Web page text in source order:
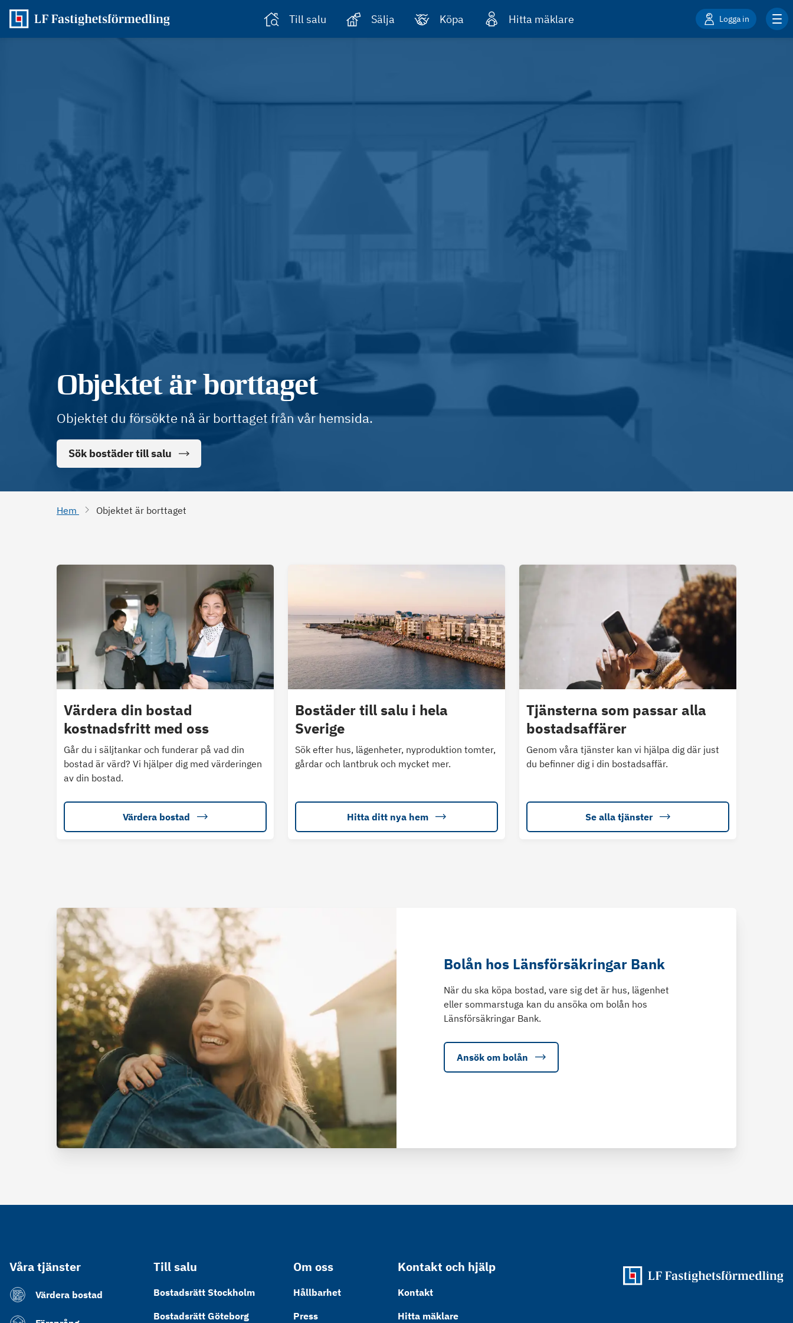
Till salu Sälja Köpa Hitta mäklare Logga in
Objektet är borttaget
Objektet du försökte nå är borttaget från vår hemsida.
Sök bostäder till salu
Hem Objektet är borttaget
Värdera din bostad
kostnadsfritt med oss
Går du i säljtankar och funderar på vad din
bostad är värd? Vi hjälper dig med värderingen
av din bostad.
Värdera bostad
Bostäder till salu i hela
Sverige
Sök efter hus, lägenheter, nyproduktion tomter,
gårdar och lantbruk och mycket mer.
Hitta ditt nya hem
Tjänsterna som passar alla
bostadsaffärer
Genom våra tjänster kan vi hjälpa dig där just
du befinner dig i din bostadsaffär.
Se alla tjänster
Bolån hos Länsförsäkringar Bank
När du ska köpa bostad, vare sig det är hus, lägenhet
eller sommarstuga kan du ansöka om bolån hos
Länsförsäkringar Bank.
Ansök om bolån
Våra tjänster
Värdera bostad
Till salu
Bostadsrätt Stockholm
Bostadsrätt Göteborg
Om oss
Hållbarhet
Press
Kontakt och hjälp
Kontakt
Hitta mäklare